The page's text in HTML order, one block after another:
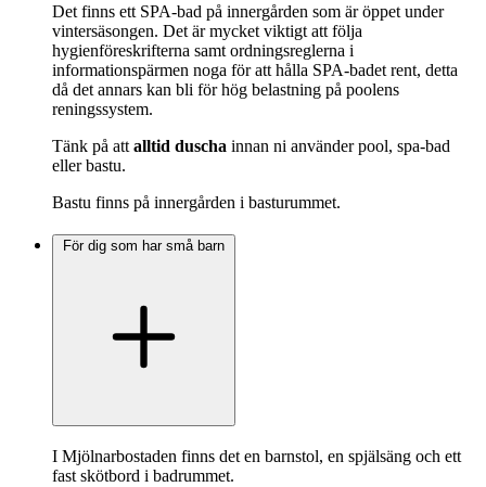
Det finns ett SPA-bad på innergården som är öppet under
vintersäsongen. Det är mycket viktigt att följa
hygienföreskrifterna samt ordningsreglerna i
informationspärmen noga för att hålla SPA-badet rent, detta
då det annars kan bli för hög belastning på poolens
reningssystem.
Tänk på att alltid duscha innan ni använder pool, spa-bad
eller bastu.
Bastu finns på innergården i basturummet.
För dig som har små barn
I Mjölnarbostaden finns det en barnstol, en spjälsäng och ett
fast skötbord i badrummet.